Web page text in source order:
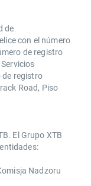
de
con el número
de registro
de registro
Road, Piso
El Grupo XTB
Nadzoru